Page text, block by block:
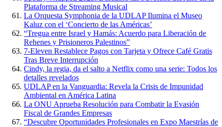
Plataforma de Streaming Musical
La Orquesta Symphonia de la UDLAP Ilumina el Museo
Kaluz con el ‘Concierto de las Américas’
“Tregua entre Israel y Hamás: Acuerdo para Liberación de
Rehenes y Prisioneros Palestinos”
7-Eleven Restablece Pagos con Tarjeta y Ofrece Café Gratis
Tras Breve Interrupción
Cindy, la regia, da el salto a Netflix como una serie: Todos los
detalles revelados
UDLAP en la Vanguardia: Revela la Crisis de Impunidad
Ambiental en América Latina
La ONU Aprueba Resolución para Combatir la Evasión
Fiscal de Grandes Empresas
“Descubre Oportunidades Profesionales en Expo Maestrías de